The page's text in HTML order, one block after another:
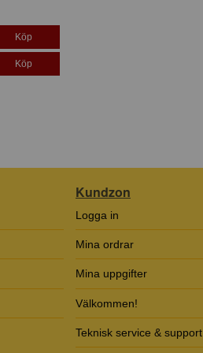
Köp
Köp
Kundzon
Logga in
Mina ordrar
Mina uppgifter
Välkommen!
Teknisk service & support